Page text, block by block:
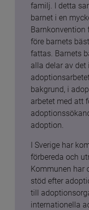
familj. I detta
barnet i en
Barnkonvention
före barnets
fattas. Barnets
alla delar av
bakgrund, i
arbetet med att
adoption.
I Sverige har
förbereda och
Kommunen har
stöd efter
till
internationella